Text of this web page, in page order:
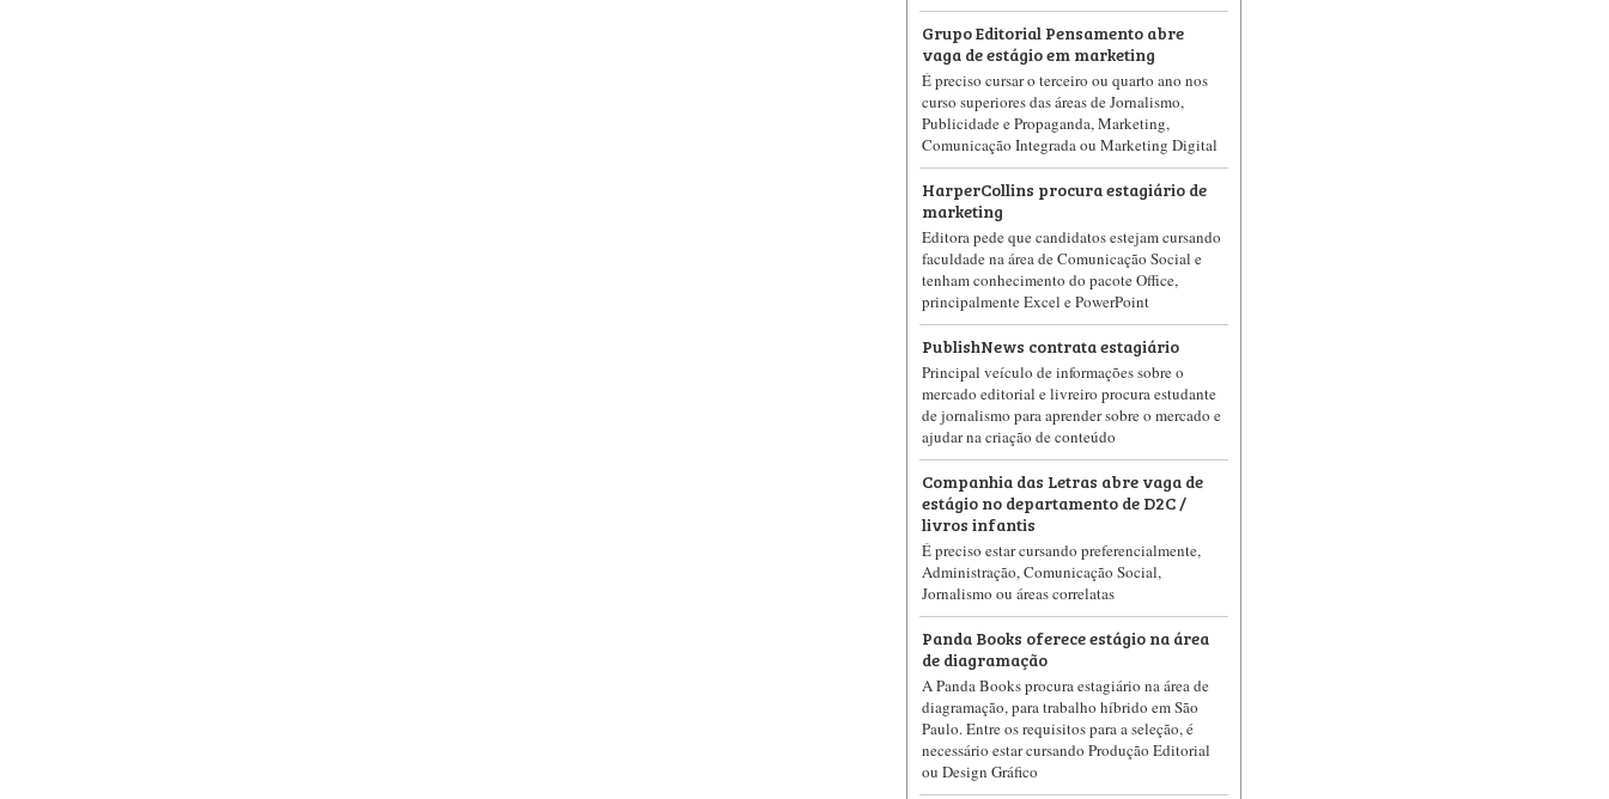
Grupo Editorial Pensamento abre
vaga de estágio em marketing
É preciso cursar o terceiro ou quarto ano nos
curso superiores das áreas de Jornalismo,
Publicidade e Propaganda, Marketing,
Comunicação Integrada ou Marketing Digital
HarperCollins procura estagiário de
marketing
Editora pede que candidatos estejam cursando
faculdade na área de Comunicação Social e
tenham conhecimento do pacote Office,
principalmente Excel e PowerPoint
PublishNews contrata estagiário
Principal veículo de informações sobre o
mercado editorial e livreiro procura estudante
de jornalismo para aprender sobre o mercado e
ajudar na criação de conteúdo
Companhia das Letras abre vaga de
estágio no departamento de D2C /
livros infantis
É preciso estar cursando preferencialmente,
Administração, Comunicação Social,
Jornalismo ou áreas correlatas
Panda Books oferece estágio na área
de diagramação
A Panda Books procura estagiário na área de
diagramação, para trabalho híbrido em São
Paulo. Entre os requisitos para a seleção, é
necessário estar cursando Produção Editorial
ou Design Gráfico